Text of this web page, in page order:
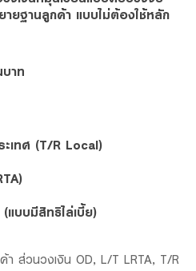
ายฐานลูกค้า แบบไม่ต้องใช้หลัก
าท
เทศ (T/R Local)
แบบมีสิทธิไล่เบี้ย)
ส่วนวงเงิน OD, L/T LRTA, T/R